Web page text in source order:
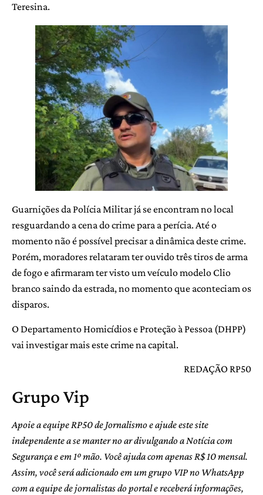
Teresina.
Guarnições da Polícia Militar já se encontram no local
resguardando a cena do crime para a perícia. Até o
momento não é possível precisar a dinâmica deste crime.
Porém, moradores relataram ter ouvido três tiros de arma
de fogo e afirmaram ter visto um veículo modelo Clio
branco saindo da estrada, no momento que aconteciam os
disparos.
O Departamento Homicídios e Proteção à Pessoa (DHPP)
vai investigar mais este crime na capital.
REDAÇÃO RP50
Grupo Vip
Apoie a equipe RP50 de Jornalismo e ajude este site
independente a se manter no ar divulgando a Notícia com
Segurança e em 1º mão. Você ajuda com apenas R$ 10 mensal.
Assim, você será adicionado em um grupo VIP no WhatsApp
com a equipe de jornalistas do portal e receberá informações,